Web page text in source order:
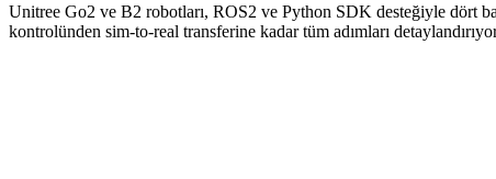
Unitree Go2 ve B2 robotları, ROS2 ve Python SDK desteğiyle dört
kontrolünden sim-to-real transferine kadar tüm adımları